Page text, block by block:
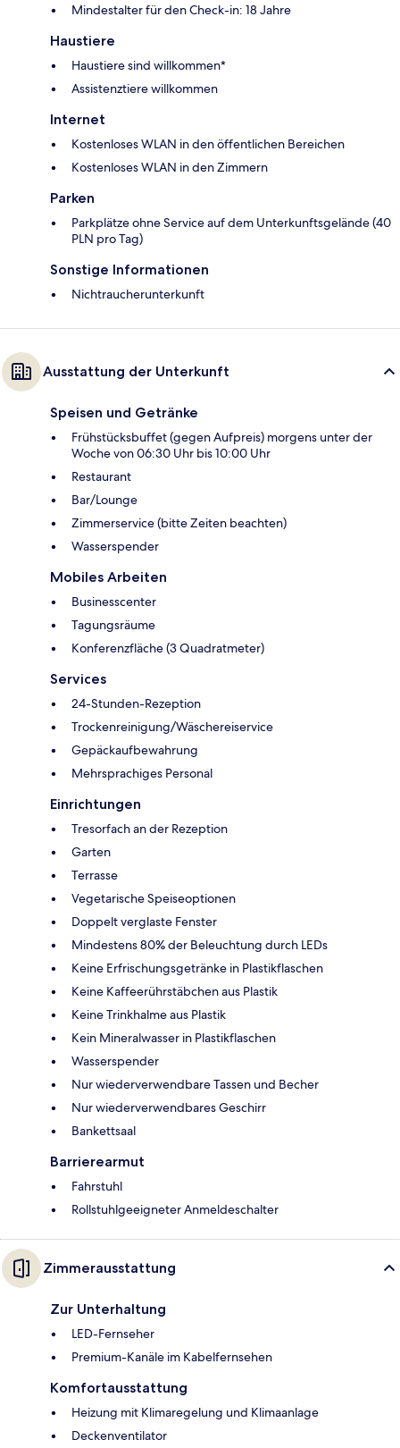
Mindestalter für den Check-in: 18 Jahre
Haustiere
Haustiere sind willkommen*
Assistenztiere willkommen
Internet
Kostenloses WLAN in den öffentlichen Bereichen
Kostenloses WLAN in den Zimmern
Parken
Parkplätze ohne Service auf dem Unterkunftsgelände (40
PLN pro Tag)
Sonstige Informationen
Nichtraucherunterkunft
Ausstattung der Unterkunft
Speisen und Getränke
Frühstücksbuffet (gegen Aufpreis) morgens unter der
Woche von 06:30 Uhr bis 10:00 Uhr
Restaurant
Bar/Lounge
Zimmerservice (bitte Zeiten beachten)
Wasserspender
Mobiles Arbeiten
Businesscenter
Tagungsräume
Konferenzfläche (3 Quadratmeter)
Services
24-Stunden-Rezeption
Trockenreinigung/Wäschereiservice
Gepäckaufbewahrung
Mehrsprachiges Personal
Einrichtungen
Tresorfach an der Rezeption
Garten
Terrasse
Vegetarische Speiseoptionen
Doppelt verglaste Fenster
Mindestens 80% der Beleuchtung durch LEDs
Keine Erfrischungsgetränke in Plastikflaschen
Keine Kaffeerührstäbchen aus Plastik
Keine Trinkhalme aus Plastik
Kein Mineralwasser in Plastikflaschen
Wasserspender
Nur wiederverwendbare Tassen und Becher
Nur wiederverwendbares Geschirr
Bankettsaal
Barrierearmut
Fahrstuhl
Rollstuhlgeeigneter Anmeldeschalter
Zimmerausstattung
Zur Unterhaltung
LED-Fernseher
Premium-Kanäle im Kabelfernsehen
Komfortausstattung
Heizung mit Klimaregelung und Klimaanlage
Deckenventilator